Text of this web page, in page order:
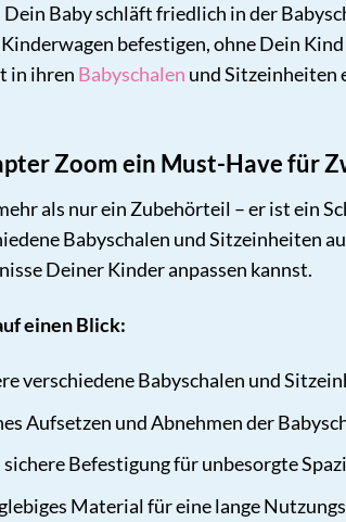
Dein Baby schläft friedlich in der
befestigen, ohne Dein
in ihren Babyschalen und Sitzeinheiten
Zoom ein Must-Have für
als nur ein Zubehörteil – er ist ein
Babyschalen und Sitzeinheiten
Deiner Kinder anpassen kannst.
einen Blick:
verschiedene Babyschalen und
Aufsetzen und Abnehmen der
Befestigung für unbesorgte
Material für eine lange